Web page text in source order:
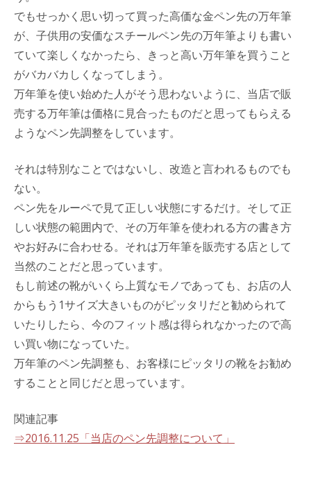
でもせっかく思い切って買った高価な金ペン先の万年筆
が、子供用の安価なスチールペン先の万年筆よりも書い
ていて楽しくなかったら、きっと高い万年筆を買うこと
がバカバカしくなってしまう。
万年筆を使い始めた人がそう思わないように、当店で販
売する万年筆は価格に見合ったものだと思ってもらえる
ようなペン先調整をしています。
それは特別なことではないし、改造と言われるものでも
ない。
ペン先をルーペで見て正しい状態にするだけ。そして正
しい状態の範囲内で、その万年筆を使われる方の書き方
やお好みに合わせる。それは万年筆を販売する店として
当然のことだと思っています。
もし前述の靴がいくら上質なモノであっても、お店の人
からもう1サイズ大きいものがピッタリだと勧められて
いたりしたら、今のフィット感は得られなかったので高
い買い物になっていた。
万年筆のペン先調整も、お客様にピッタリの靴をお勧め
することと同じだと思っています。
関連記事
⇒2016.11.25「当店のペン先調整について」